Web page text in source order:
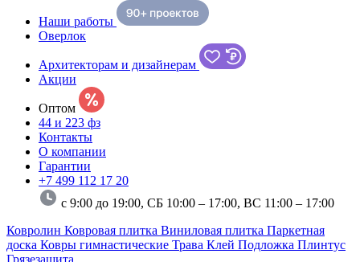
Наши работы
Оверлок
Архитекторам и дизайнерам
Акции
Оптом
44 и 223 фз
Контакты
О компании
Гарантии
+7 499 112 17 20
с 9:00 до 19:00, СБ 10:00 – 17:00, ВС 11:00 – 17:00
Ковролин Ковровая плитка Виниловая плитка Паркетная
доска Ковры гимнастические Трава Клей Подложка Плинтус
Грязезащита